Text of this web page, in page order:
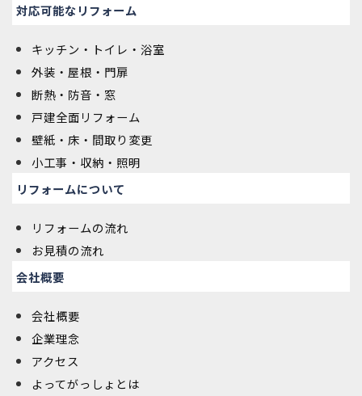
対応可能なリフォーム
キッチン・トイレ・浴室
外装・屋根・門扉
断熱・防音・窓
戸建全面リフォーム
壁紙・床・間取り変更
小工事・収納・照明
リフォームについて
リフォームの流れ
お見積の流れ
会社概要
会社概要
企業理念
アクセス
よってがっしょとは